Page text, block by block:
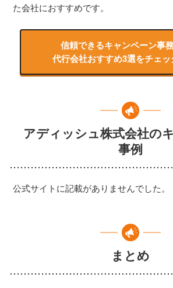
た会社におすすめです。
信頼できるキャンペーン事
代行会社おすすめ3選をチェッ
アディッシュ株式会社の
事例
公式サイトに記載がありませんでした。
まとめ